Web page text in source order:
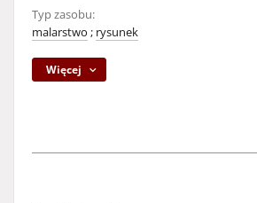
Typ zasobu:
malarstwo ; rysunek
Więcej